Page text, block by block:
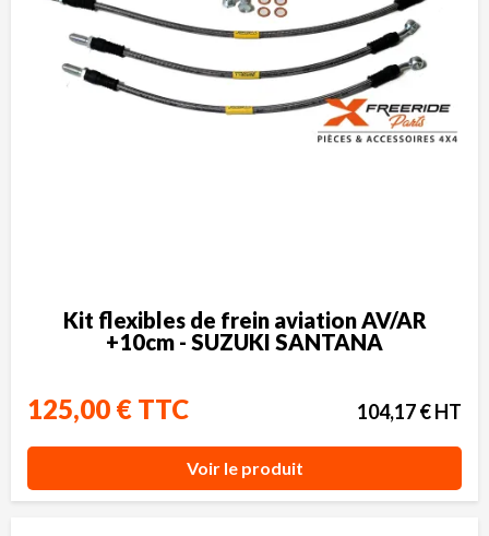
Kit flexibles de frein aviation AV/AR
+10cm - SUZUKI SANTANA
125,00 € TTC 104,17 € HT
Voir le produit